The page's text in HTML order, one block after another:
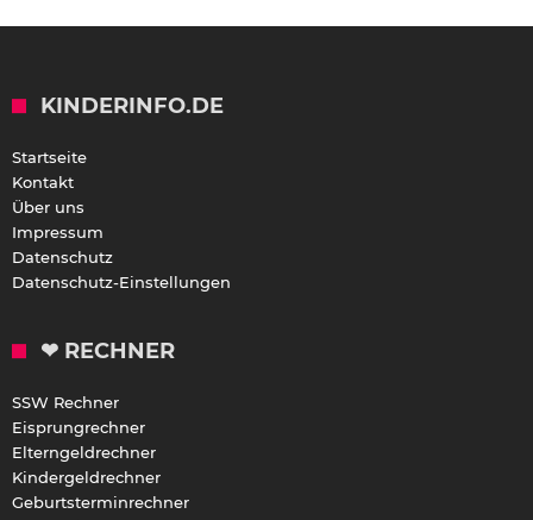
KINDERINFO.DE
Startseite
Kontakt
Über uns
Impressum
Datenschutz
Datenschutz-Einstellungen
❤ RECHNER
SSW Rechner
Eisprungrechner
Elterngeldrechner
Kindergeldrechner
Geburtsterminrechner